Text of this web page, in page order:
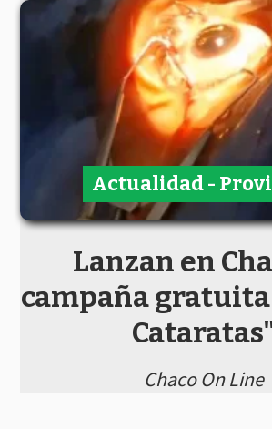
Lanzan en
campaña gratuita
Chaco On Line
Actualidad -